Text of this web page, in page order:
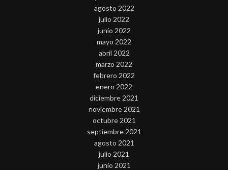
agosto 2022
julio 2022
junio 2022
mayo 2022
abril 2022
marzo 2022
febrero 2022
enero 2022
diciembre 2021
noviembre 2021
octubre 2021
septiembre 2021
agosto 2021
julio 2021
junio 2021